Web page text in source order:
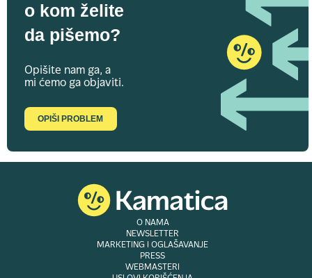
o kom želite
da pišemo?
Opišite nam ga, a
mi ćemo ga objaviti.
OPIŠI PROBLEM
O NAMA
NEWSLETTER
MARKETING I OGLAŠAVANJE
PRESS
WEBMASTERI